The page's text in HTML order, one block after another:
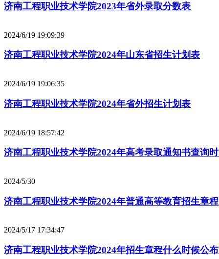
济南工程职业技术学院2023年省外录取分数表
2024/6/19 19:09:39
济南工程职业技术学院2024年山东省招生计划表
2024/6/19 19:06:35
济南工程职业技术学院2024年省外招生计划表
2024/6/19 18:57:42
济南工程职业技术学院2024年高考录取通知书查询
2024/5/30
济南工程职业技术学院2024年普通高等教育招生章程
2024/5/17 17:34:47
济南工程职业技术学院2024年招生章程什么时候公布